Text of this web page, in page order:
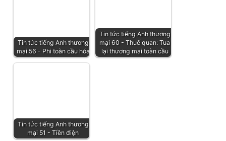
Tin tức tiếng Anh thương
mại 56 - Phi toàn cầu hóa
Tin tức tiếng Anh thương
mại 60 - Thuế quan: Tua
lại thương mại toàn cầu
Tin tức tiếng Anh thương
mại 51 - Tiền điện